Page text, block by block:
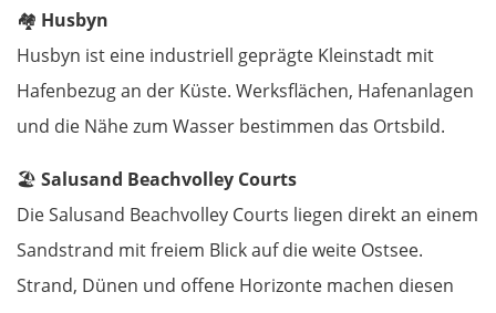
🏘️ Husbyn
Husbyn ist eine industriell geprägte Kleinstadt mit
Hafenbezug an der Küste. Werksflächen, Hafenanlagen
und die Nähe zum Wasser bestimmen das Ortsbild.
🏖️ Salusand Beachvolley Courts
Die Salusand Beachvolley Courts liegen direkt an einem
Sandstrand mit freiem Blick auf die weite Ostsee.
Strand, Dünen und offene Horizonte machen diesen
Lübeck
Kiel
Dänemark
Kolding